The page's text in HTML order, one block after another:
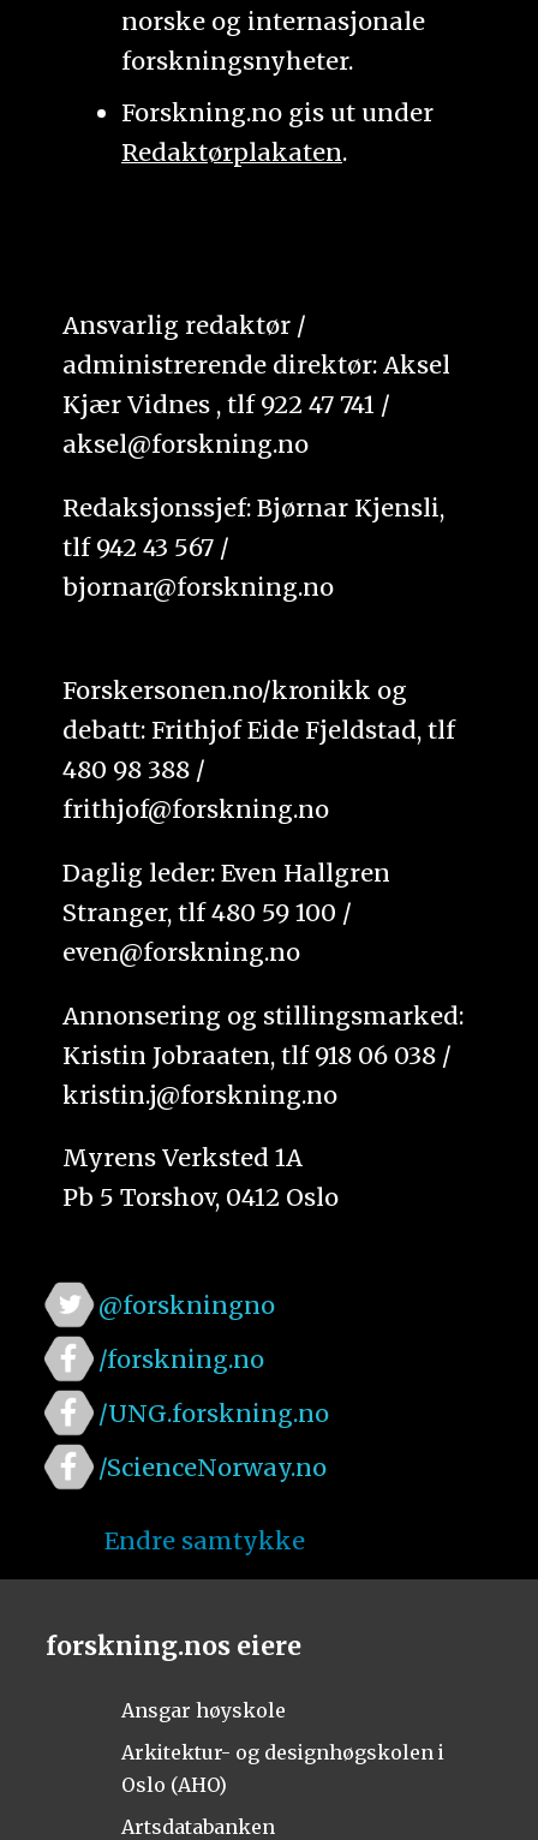
norske og internasjonale
forskningsnyheter.
Forskning.no gis ut under
Redaktørplakaten.
Ansvarlig redaktør /
administrerende direktør: Aksel
Kjær Vidnes , tlf 922 47 741 /
aksel@forskning.no
Redaksjonssjef: Bjørnar Kjensli,
tlf 942 43 567 /
bjornar@forskning.no
Forskersonen.no/kronikk og
debatt: Frithjof Eide Fjeldstad, tlf
480 98 388 /
frithjof@forskning.no
Daglig leder: Even Hallgren
Stranger, tlf 480 59 100 /
even@forskning.no
Annonsering og stillingsmarked:
Kristin Jobraaten, tlf 918 06 038 /
kristin.j@forskning.no
Myrens Verksted 1A
Pb 5 Torshov, 0412 Oslo
@forskningno
/forskning.no
/UNG.forskning.no
/ScienceNorway.no
Endre samtykke
forskning.nos eiere
Ansgar høyskole
Arkitektur- og designhøgskolen i
Oslo (AHO)
Artsdatabanken